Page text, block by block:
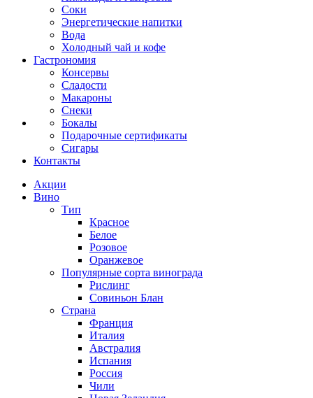
Соки
Энергетические напитки
Вода
Холодный чай и кофе
Гастрономия
Консервы
Сладости
Макароны
Снеки
Бокалы
Подарочные сертификаты
Сигары
Контакты
Акции
Вино
Тип
Красное
Белое
Розовое
Оранжевое
Популярные сорта винограда
Рислинг
Совиньон Блан
Страна
Франция
Италия
Австралия
Испания
Россия
Чили